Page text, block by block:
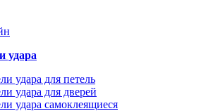
удара
удара для петель
удара для дверей
удара самоклеящиеся